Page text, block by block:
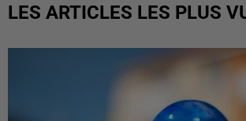
LES ARTICLES LES PLUS